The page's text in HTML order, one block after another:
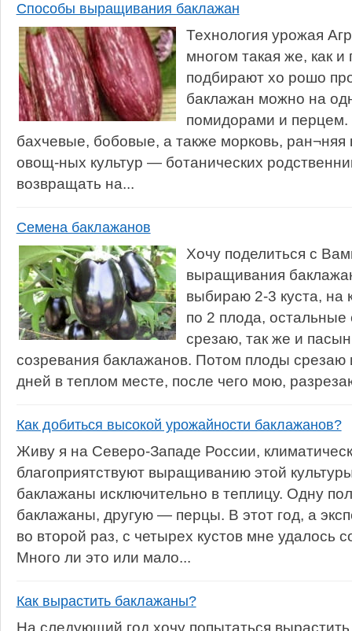
Способы выращивания баклажан
Технология урожая
многом такая же, как и
подбирают хо рошо
баклажан можно на
помидорами и
бахчевые, бобовые, а также морковь, ран¬няя
овощ-ных культур — ботанических
возвращать на...
Семена баклажанов
Хочу поделиться с
выращивания
выбираю 2-3 куста, на
по 2 плода, остальные
срезаю, так же и
созревания баклажанов. Потом плоды срезаю
дней в теплом месте, после чего мою,
Как добиться высокой урожайности баклажанов?
Живу я на Северо-Западе России,
благоприятствуют выращиванию этой
баклажаны исключительно в теплицу. Одну
баклажаны, другую — перцы. В этот год, а
во второй раз, с четырех кустов мне удалось
Много ли это или мало...
Как вырастить баклажаны?
На следующий год хочу попытаться